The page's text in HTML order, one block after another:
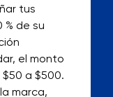
tus
de su
el monto
a $500.
marca,